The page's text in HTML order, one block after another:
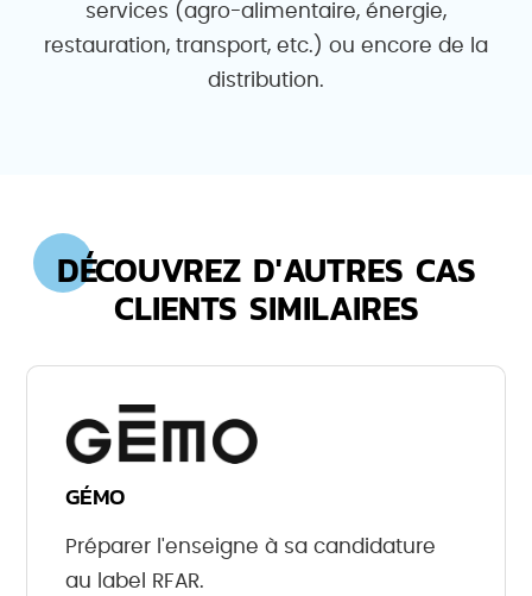
services (agro-alimentaire, énergie,
restauration, transport, etc.) ou encore de la
distribution.
DÉCOUVREZ D'AUTRES CAS
CLIENTS SIMILAIRES
GÉMO
Préparer l'enseigne à sa candidature
au label RFAR.